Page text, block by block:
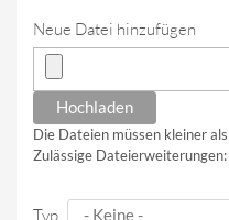
Neue Datei hinzufügen
Die Dateien müssen kleiner als
Zulässige Dateierweiterungen:
Typ